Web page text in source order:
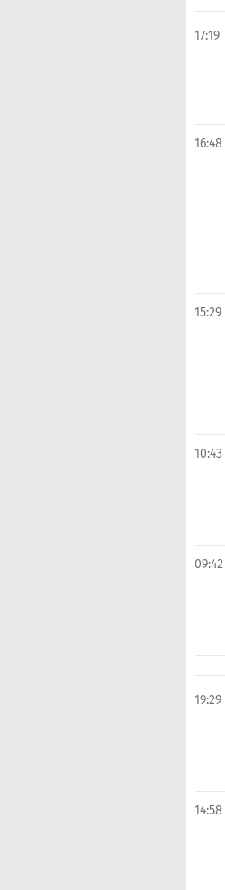
17:19
16:48
15:29
10:43
09:42
19:29
14:58